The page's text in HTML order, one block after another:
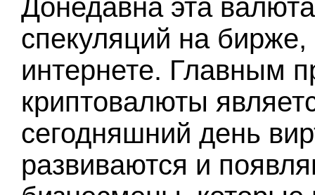
Донедавна эта
спекуляций на
интернете. Главным
криптовалюты
сегодняшний день
развиваются и